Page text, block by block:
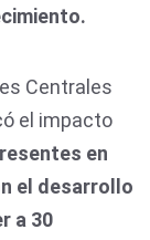
Centrales
el impacto
en
el desarrollo
a 30